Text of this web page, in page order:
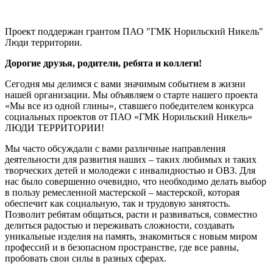
Проект поддержан грантом ПАО "ГМК Норильский Никель"
Люди территории.
Дорогие друзья, родители, ребята и коллеги!
Сегодня мы делимся с вами значимым событием в жизни
нашей организации. Мы объявляем о старте нашего проекта
«Мы все из одной глины», ставшего победителем конкурса
социальных проектов от ПАО «ГМК Норильский Никель»
ЛЮДИ ТЕРРИТОРИИ!
Мы часто обсуждали с вами различные направления
деятельности для развития наших – таких любимых и таких
творческих детей и молодежи с инвалидностью и ОВЗ. Для
нас было совершенно очевидно, что необходимо делать выбор
в пользу ремесленной мастерской – мастерской, которая
обеспечит как социальную, так и трудовую занятость.
Позволит ребятам общаться, расти и развиваться, совместно
делиться радостью и переживать сложности, создавать
уникальные изделия на память, знакомиться с новым миром
профессий и в безопасном пространстве, где все равны,
пробовать свои силы в разных сферах.